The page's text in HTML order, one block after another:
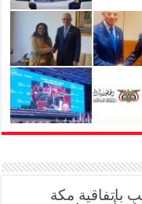
باتفاقية مكة